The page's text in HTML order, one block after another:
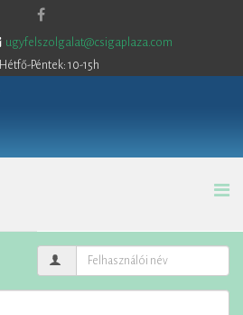
ugyfelszolgalat@csigaplaza.com
Hétfő-Péntek: 10-15h